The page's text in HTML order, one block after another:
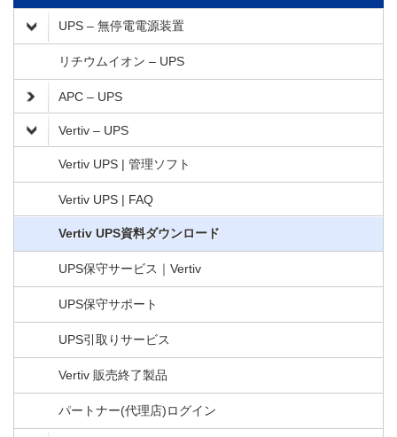
UPS – 無停電電源装置
リチウムイオン – UPS
APC – UPS
Vertiv – UPS
Vertiv UPS | 管理ソフト
Vertiv UPS | FAQ
Vertiv UPS資料ダウンロード
UPS保守サービス｜Vertiv
UPS保守サポート
UPS引取りサービス
Vertiv 販売終了製品
パートナー(代理店)ログイン